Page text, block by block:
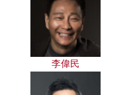
李偉民